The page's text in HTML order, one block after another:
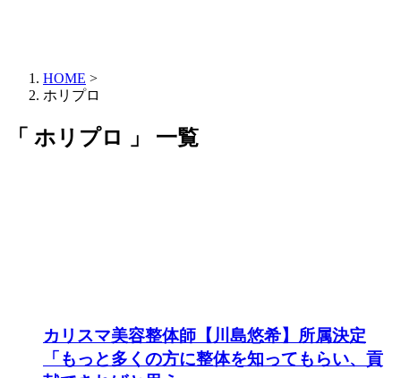
HOME >
ホリプロ
「 ホリプロ 」 一覧
カリスマ美容整体師【川島悠希】所属決定
「もっと多くの方に整体を知ってもらい、貢